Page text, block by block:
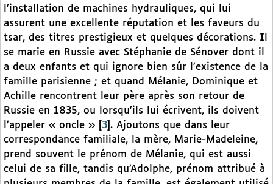
l’installation de machines hydrauliques, qui lui
assurent une excellente réputation et les faveurs du
tsar, des titres prestigieux et quelques décorations. Il
se marie en Russie avec Stéphanie de Sénover dont il
a deux enfants et qui ignore bien sûr l’existence de la
famille parisienne ; et quand Mélanie, Dominique et
Achille rencontrent leur père après son retour de
Russie en 1835, ou lorsqu’ils lui écrivent, ils doivent
l’appeler « oncle »
3 . Ajoutons que dans leur
correspondance familiale, la mère, Marie-Madeleine,
prend souvent le prénom de Mélanie, qui est aussi
celui de sa fille, tandis qu’Adolphe, prénom attribué à